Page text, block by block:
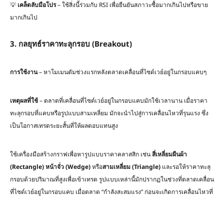
💡 เคล็ดลับมือโปร– ใช้สิ่งนี้ร่วมกับ RSI เพื่อยืนยันสภาวะซื้อมากเกินไปหรือขาย
มากเกินไป
3. กลยุทธ์ราคาทะลุกรอบ (Breakout)
การใช้งาน– หาโมเมนตัมช่วงแรกหลังตลาดเคลื่อนที่ไซด์เวย์อยู่ในกรอบแคบๆ
เหตุผลที่ใช้– ตลาดที่เคลื่อนที่ไซด์เวย์อยู่ในกรอบแคบมักใช้เวลานาน เมื่อราคา
ทะลุกรอบที่แคบหรือรูปแบบสามเหลี่ยม มักจะนำไปสู่การเคลื่อนไหวที่รุนแรง ซึ่ง
เป็นโอกาสเทรดระยะสั้นที่ให้ผลตอบแทนสูง
ใช้เครื่องมือสร้างกราฟเพื่อหารูปแบบราคาคลาสสิก เช่นสี่เหลี่ยมผืนผ้า
(Rectangle)หน้าจั่ว(Wedge)หรือสามเหลี่ยม(Triangle) และรอให้ราคาทะลุ
กรอบด้วยปริมาณที่สูงเพื่อเข้าเทรด รูปแบบเหล่านี้มักปรากฏในช่วงที่ตลาดเคลื่อน
ที่ไซด์เวย์อยู่ในกรอบแคบ เมื่อตลาด “กำลังสะสมแรง” ก่อนจะเกิดการเคลื่อนไหวที่